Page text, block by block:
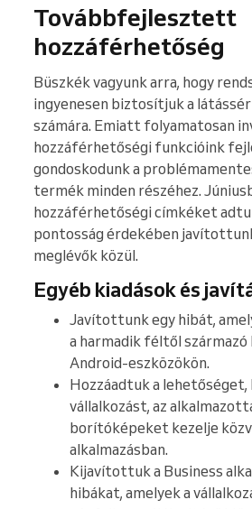
lehetővé teszik a Reservio
felfedezését, és megkönnyítik
mostantól megegyezik a webes
alkalmazáséval. Hozzáadtuk a
hogy a Foglalási oldal
és színeit a böngészőhöz
személyre szabhassa.
Továbbfejlesztett
hozzáférhetőség
Büszkék vagyunk arra, hogy
ingyenesen biztosítjuk a
számára. Emiatt folyamatosan
hozzáférhetőségi funkcióink
gondoskodunk a
termék minden részéhez.
hozzáférhetőségi címkéket
pontosság érdekében
meglévők közül.
Egyéb kiadások és
Javítottunk egy hibát,
a harmadik féltől
Android-eszközökön.
Hozzáadtuk a lehetőséget,
vállalkozást, az
borítóképeket kezelje
alkalmazásban.
Kijavítottuk a Business
hibákat, amelyek a